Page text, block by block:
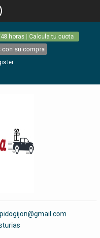
horas | Calcula tu cuota
con su compra